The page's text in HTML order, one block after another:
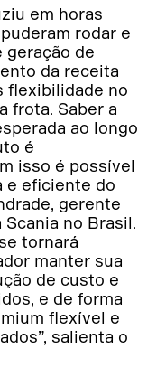
em horas
rodar e
geração de
da receita
flexibilidade no
frota. Saber a
ao longo
é
isso é possível
e eficiente do
gerente
no Brasil.
tornará
manter sua
de custo e
e de forma
flexível e
salienta o